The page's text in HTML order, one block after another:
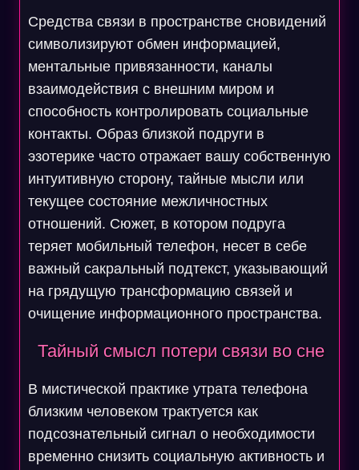
Средства связи в пространстве сновидений
символизируют обмен информацией,
ментальные привязанности, каналы
взаимодействия с внешним миром и
способность контролировать социальные
контакты. Образ близкой подруги в
эзотерике часто отражает вашу собственную
интуитивную сторону, тайные мысли или
текущее состояние межличностных
отношений. Сюжет, в котором подруга
теряет мобильный телефон, несет в себе
важный сакральный подтекст, указывающий
на грядущую трансформацию связей и
очищение информационного пространства.
Тайный смысл потери связи во сне
В мистической практике утрата телефона
близким человеком трактуется как
подсознательный сигнал о необходимости
временно снизить социальную активность и